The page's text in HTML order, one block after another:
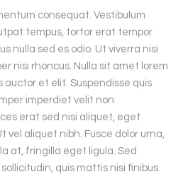
consequat. Vestibulum
tempus, tortor erat tempor
nulla sed es odio. Ut viverra nisi
nisi rhoncus. Nulla sit amet lorem
auctor et elit. Suspendisse quis
imperdiet velit non
erat sed nisi aliquet, eget
vel aliquet nibh. Fusce dolor urna,
at, fringilla eget ligula. Sed
quis mattis nisi finibus.